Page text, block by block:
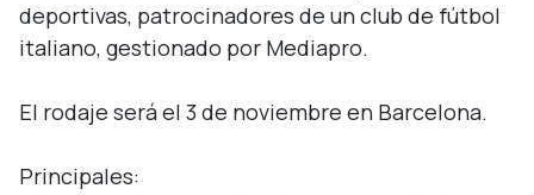
deportivas, patrocinadores de un club de fútbol
italiano, gestionado por Mediapro.
El rodaje será el 3 de noviembre en Barcelona.
Principales: